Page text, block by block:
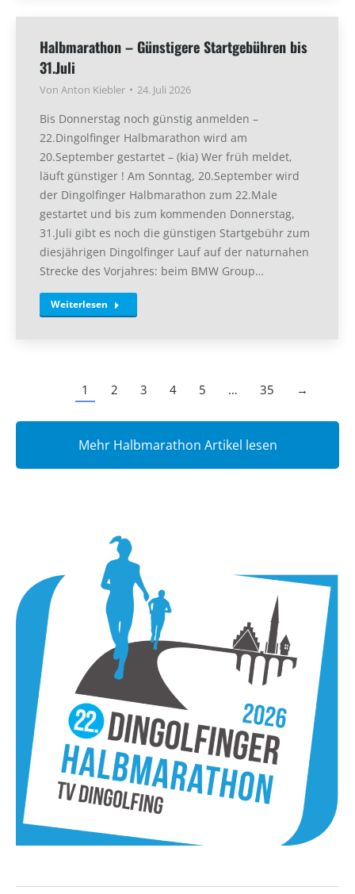
Halbmarathon – Günstigere Startgebühren bis
31.Juli
Von Anton Kiebler 24. Juli 2026
Bis Donnerstag noch günstig anmelden –
22.Dingolfinger Halbmarathon wird am
20.September gestartet – (kia) Wer früh meldet,
läuft günstiger ! Am Sonntag, 20.September wird
der Dingolfinger Halbmarathon zum 22.Male
gestartet und bis zum kommenden Donnerstag,
31.Juli gibt es noch die günstigen Startgebühr zum
diesjährigen Dingolfinger Lauf auf der naturnahen
Strecke des Vorjahres: beim BMW Group…
Weiterlesen
1 2 3 4 5 … 35 →
Mehr Halbmarathon Artikel lesen